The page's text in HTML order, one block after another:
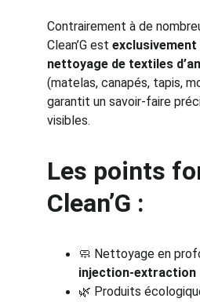
Contrairement à de
Clean’G est
nettoyage de textiles
(matelas, canapés, tapis,
garantit un savoir-faire
visibles.
Les points
Clean’G :
🧼 Nettoyage en
injection-extraction
🌿 Produits